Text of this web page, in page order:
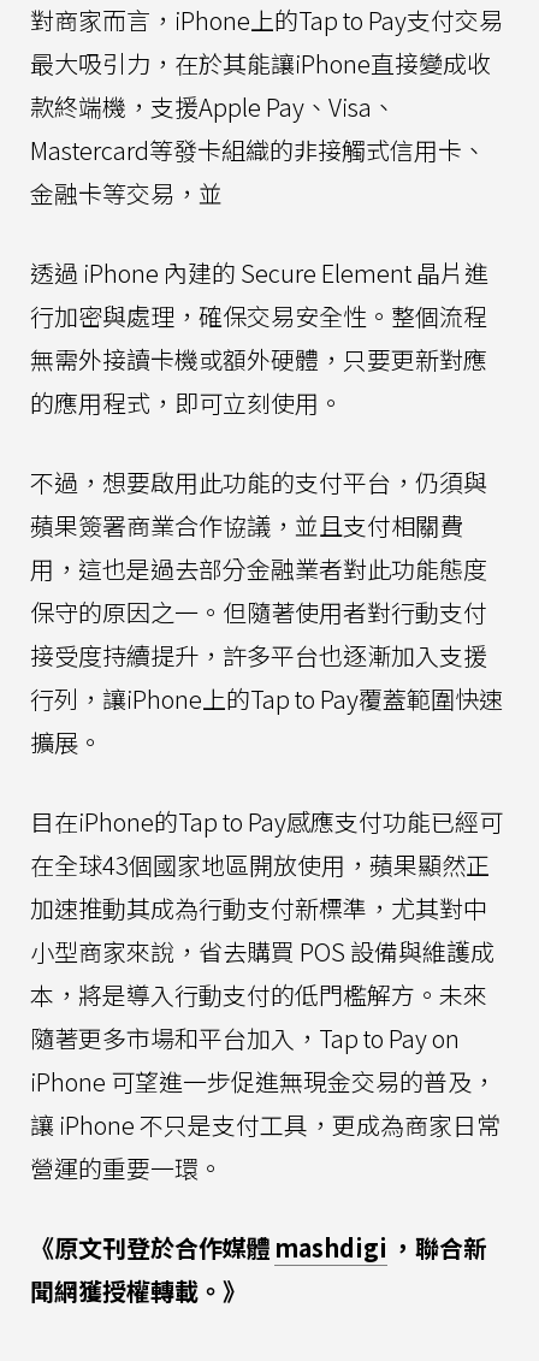
對商家而言，iPhone上的Tap to Pay支付交易
最大吸引力，在於其能讓iPhone直接變成收
款終端機，支援Apple Pay、Visa、
Mastercard等發卡組織的非接觸式信用卡、
金融卡等交易，並
透過 iPhone 內建的 Secure Element 晶片進
行加密與處理，確保交易安全性。整個流程
無需外接讀卡機或額外硬體，只要更新對應
的應用程式，即可立刻使用。
不過，想要啟用此功能的支付平台，仍須與
蘋果簽署商業合作協議，並且支付相關費
用，這也是過去部分金融業者對此功能態度
保守的原因之一。但隨著使用者對行動支付
接受度持續提升，許多平台也逐漸加入支援
行列，讓iPhone上的Tap to Pay覆蓋範圍快速
擴展。
目在iPhone的Tap to Pay感應支付功能已經可
在全球43個國家地區開放使用，蘋果顯然正
加速推動其成為行動支付新標準，尤其對中
小型商家來說，省去購買 POS 設備與維護成
本，將是導入行動支付的低門檻解方。未來
隨著更多市場和平台加入，Tap to Pay on
iPhone 可望進一步促進無現金交易的普及，
讓 iPhone 不只是支付工具，更成為商家日常
營運的重要一環。
《原文刊登於合作媒體 mashdigi ，聯合新
聞網獲授權轉載。》